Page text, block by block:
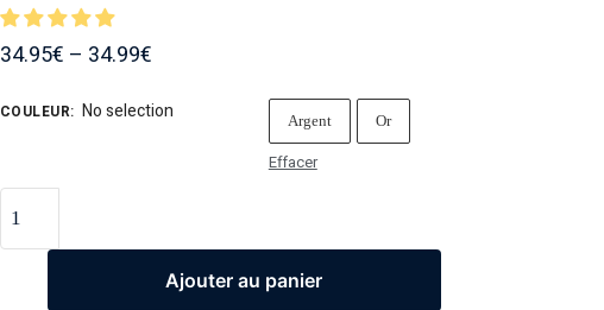
34.95€ – 34.99€
COULEUR: No selection Argent Or
Effacer
Ajouter au panier